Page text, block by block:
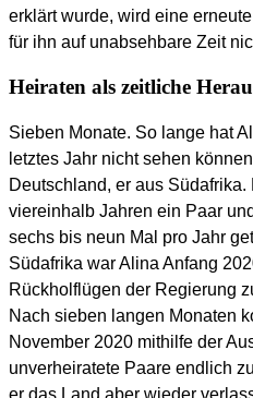
erklärt wurde, wird eine
für ihn auf unabsehbare Zeit
Heiraten als zeitliche
Sieben Monate. So lange hat
letztes Jahr nicht sehen
Deutschland, er aus
viereinhalb Jahren ein Paar
sechs bis neun Mal pro Jahr
Südafrika war Alina Anfang
Rückholflügen der Regierung
Nach sieben langen Monaten
November 2020 mithilfe der
unverheiratete Paare endlich
er das Land aber wieder